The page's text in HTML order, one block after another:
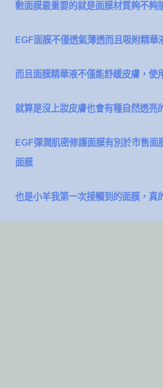
敷面膜最重要的就是面膜材質夠不夠
EGF面膜不僅透氣薄透而且吸附精華
而且面膜精華液不僅能舒緩皮膚，使
就算是沒上妝皮膚也會有種自然透亮
EGF彈潤肌密修護面膜有別於市售
面膜
也是小羊我第一次接觸到的面膜，真